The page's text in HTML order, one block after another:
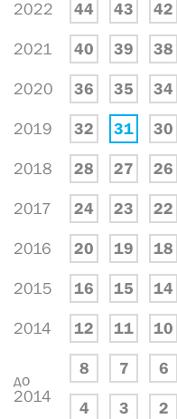
2022 44 43 42
2021 40 39 38
2020 36 35 34
2019 32 31 30
2018 28 27 26
2017 24 23 22
2016 20 19 18
2015 16 15 14
2014 12 11 10
до
2014
8 7 6
4 3 2